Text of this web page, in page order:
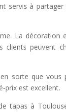
servis à
La décoration
peuvent
sorte que vous
prix est excellent.
tapas à